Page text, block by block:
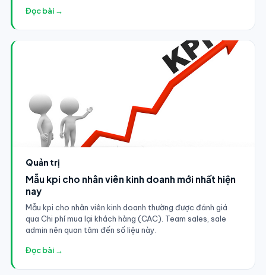
Đọc bài →
Quản trị
Mẫu kpi cho nhân viên kinh doanh mới nhất hiện
nay
Mẫu kpi cho nhân viên kinh doanh thường được đánh giá
qua Chi phí mua lại khách hàng (CAC). Team sales, sale
admin nên quan tâm đến số liệu này.
Đọc bài →